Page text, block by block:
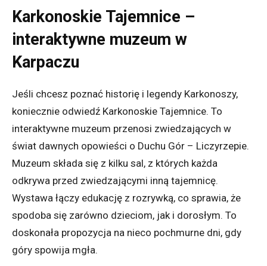
Karkonoskie Tajemnice –
interaktywne muzeum w
Karpaczu
Jeśli chcesz poznać historię i legendy Karkonoszy,
koniecznie odwiedź Karkonoskie Tajemnice. To
interaktywne muzeum przenosi zwiedzających w
świat dawnych opowieści o Duchu Gór – Liczyrzepie.
Muzeum składa się z kilku sal, z których każda
odkrywa przed zwiedzającymi inną tajemnicę.
Wystawa łączy edukację z rozrywką, co sprawia, że
spodoba się zarówno dzieciom, jak i dorosłym. To
doskonała propozycja na nieco pochmurne dni, gdy
góry spowija mgła.